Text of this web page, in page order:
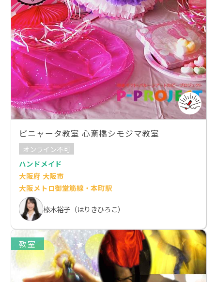
ピニャータ教室 心斎橋シモジマ教室
オンライン不可
ハンドメイド
大阪府 大阪市
大阪メトロ御堂筋線・本町駅
榛木裕子（はりきひろこ）
教室